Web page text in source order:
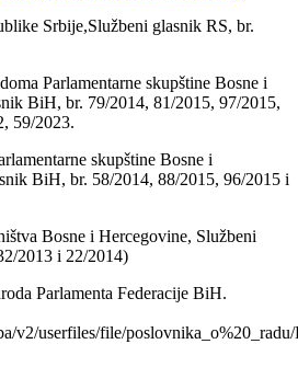
Srbije,Službeni glasnik RS, br.
Parlamentarne skupštine Bosne i
BiH, br. 79/2014, 81/2015, 97/2015,
59/2023.
skupštine Bosne i
BiH, br. 58/2014, 88/2015, 96/2015 i
Bosne i Hercegovine, Službeni
2013 i 22/2014)
Parlamenta Federacije BiH.
v2/userfiles/file/